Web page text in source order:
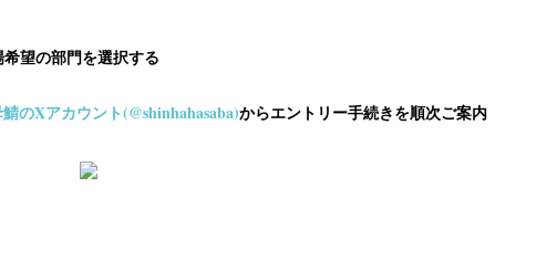
望の部門を選択する
のXアカウント(@shinhahasaba)からエントリー手続きを順次ご案内